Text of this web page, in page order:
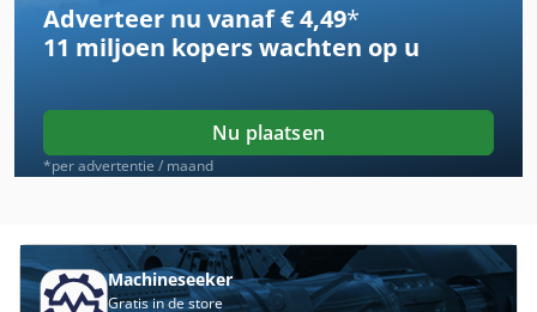
Case Ih 633
Case Ih 7120
Case Ih 7220
Case Ih 7220 Pro
Case Ih 733 A
Adverteer nu vanaf € 4,49*
11 miljoen koperswachten op u
Nu plaatsen
*per advertentie / maand
Machineseeker
Gratis in de store